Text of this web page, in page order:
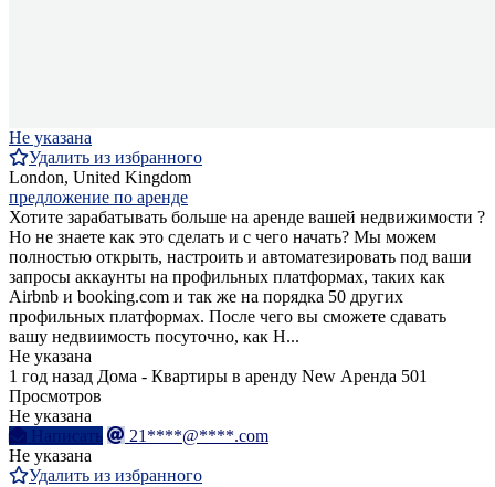
Не указана
Удалить из избранного
London, United Kingdom
предложение по аренде
Хотите зарабатывать больше на аренде вашей недвижимости ?
Но не знаете как это сделать и с чего начать? Мы можем
полностью открыть, настроить и автоматезировать под ваши
запросы аккаунты на профильных платформах, таких как
Airbnb и booking.com и так же на порядка 50 других
профильных платформах. После чего вы сможете сдавать
вашу недвиимость посуточно, как H...
Не указана
1 год назад Дома - Квартиры в аренду New Аренда 501
Просмотров
Не указана
Написать
21****@****.com
Не указана
Удалить из избранного